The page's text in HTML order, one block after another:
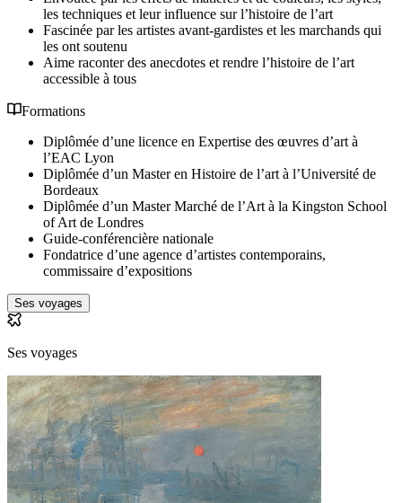
les techniques et leur influence sur l’histoire de l’art
Fascinée par les artistes avant-gardistes et les marchands qui
les ont soutenu
Aime raconter des anecdotes et rendre l’histoire de l’art
accessible à tous
Formations
Diplômée d’une licence en Expertise des œuvres d’art à
l’EAC Lyon
Diplômée d’un Master en Histoire de l’art à l’Université de
Bordeaux
Diplômée d’un Master Marché de l’Art à la Kingston School
of Art de Londres
Guide-conférencière nationale
Fondatrice d’une agence d’artistes contemporains,
commissaire d’expositions
Ses voyages
Ses voyages